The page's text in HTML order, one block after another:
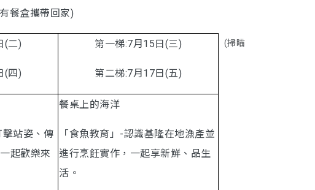
餐盒攜帶回家)
(二)
(四)
第一梯:7月15日(三)
第二梯:7月17日(五)
站姿、傳
起歡樂來
餐桌上的海洋
「食魚教育」-認識基隆在地漁產並
進行烹飪實作，一起享新鮮、品生
活。
(掃瞄